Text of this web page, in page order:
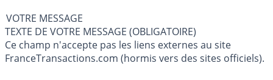
VOTRE MESSAGE
TEXTE DE VOTRE MESSAGE (OBLIGATOIRE)
Ce champ n'accepte pas les liens externes au site
FranceTransactions.com (hormis vers des sites officiels).